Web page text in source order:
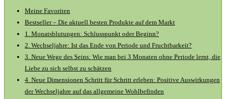
Meine Favoriten
Bestseller – Die aktuell besten Produkte auf dem Markt
1. Monatsblutungen: Schlusspunkt oder Beginn?
2. Wechseljahre: Ist das Ende von Periode und Fruchtbarkeit?
3. Neue Wege des Seins: Wie man bei 3 Monaten ohne Periode lernt, die
Liebe zu sich selbst zu schätzen
4. Neue Dimensionen Schritt für Schritt erleben: Positive Auswirkungen
der Wechseljahre auf das allgemeine Wohlbefinden